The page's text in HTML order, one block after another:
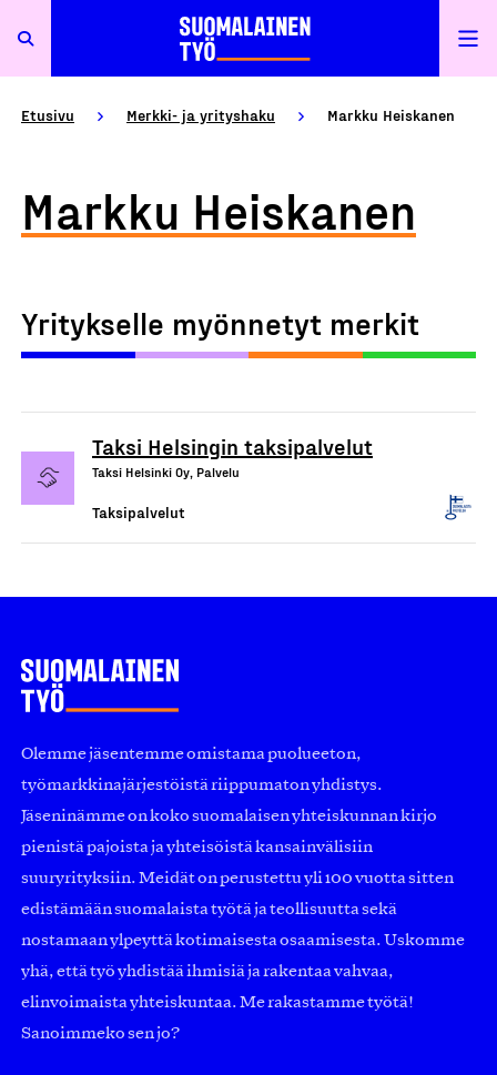
Etusivu Merkki- ja yrityshaku Markku Heiskanen
Markku Heiskanen
Yritykselle myönnetyt merkit
Taksi Helsingin taksipalvelut
Taksi Helsinki Oy, Palvelu
Taksipalvelut
Olemme jäsentemme omistama puolueeton,
työmarkkinajärjestöistä riippumaton yhdistys.
Jäseninämme on koko suomalaisen yhteiskunnan kirjo
pienistä pajoista ja yhteisöistä kansainvälisiin
suuryrityksiin. Meidät on perustettu yli 100 vuotta sitten
edistämään suomalaista työtä ja teollisuutta sekä
nostamaan ylpeyttä kotimaisesta osaamisesta. Uskomme
yhä, että työ yhdistää ihmisiä ja rakentaa vahvaa,
elinvoimaista yhteiskuntaa. Me rakastamme työtä!
Sanoimmeko sen jo?